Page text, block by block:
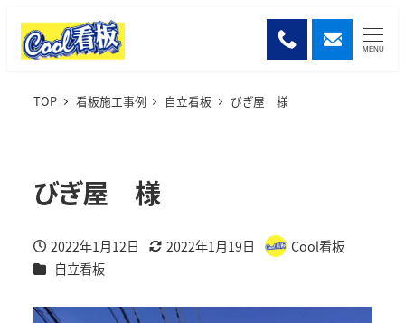
MENU
TOP 看板施工事例 自立看板 びぎ屋 様
びぎ屋 様
投稿日
2022年1月12日
更新日
2022年1月19日
著
Cool看板
施工事例カテゴリー
自立看板